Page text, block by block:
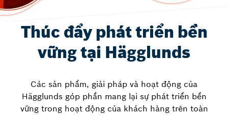
Thúc đẩy phát triển bền
vững tại Hägglunds
Các sản phẩm, giải pháp và hoạt động của
Hägglunds góp phần mang lại sự phát triển bền
vững trong hoạt động của khách hàng trên toàn